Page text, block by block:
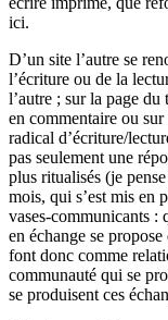
ici.
D’un site l’autre se
l’écriture ou de la
l’autre ; sur la page du
en commentaire ou
radical d’écriture/
pas seulement une
plus ritualisés (je
mois, qui s’est mis en
vases-communicants :
en échange se
font donc comme
communauté qui se
se produisent ces